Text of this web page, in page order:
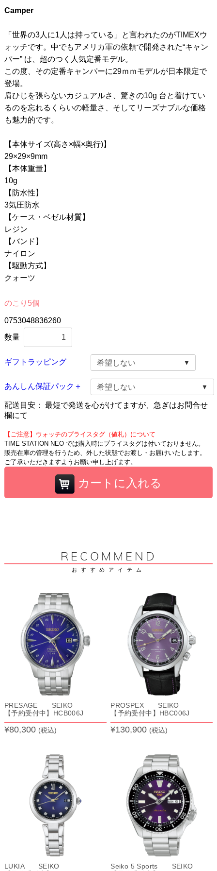
Camper
「世界の3人に1人は持っている」と言われたのがTIMEXウ
ォッチです。中でもアメリカ軍の依頼で開発された“キャン
パー” は、超のつく人気定番モデル。
この度、その定番キャンパーに29ｍｍモデルが日本限定で
登場。
肩ひじを張らないカジュアルさ、驚きの10g 台と着けてい
るのを忘れるくらいの軽量さ、そしてリーズナブルな価格
も魅力的です。
【本体サイズ(高さ×幅×奥行)】
29×29×9mm
【本体重量】
10g
【防水性】
3気圧防水
【ケース・ベゼル材質】
レジン
【バンド】
ナイロン
【駆動方式】
クォーツ
のこり5個
0753048836260
数量
ギフトラッピング
あんしん保証パック＋
配送目安： 最短で発送を心がけてますが、急ぎはお問合せ
欄にて
【ご注意】ウォッチのプライスタグ（値札）について
TIME STATION NEO では購入時にプライスタグは付いておりません。
販売在庫の管理を行うため、外した状態でお渡し・お届けいたします。
ご了承いただきますようお願い申し上げます。
カートに入れる
RECOMMEND
おすすめアイテム
PRESAGE SEIKO
【予約受付中】HCB006J
¥80,300 (税込)
PROSPEX SEIKO
【予約受付中】HBC006J
¥130,900 (税込)
LUKIA SEIKO
Seiko 5 Sports SEIKO